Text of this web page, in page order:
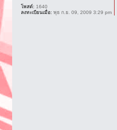
โพสต์: 1640
ลงทะเบียนเมื่อ: พุธ ก.ย. 09, 2009 3:29 pm